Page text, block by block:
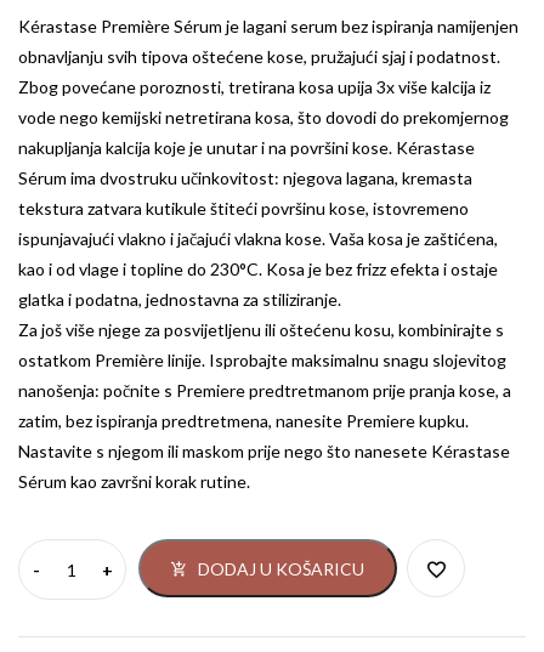
Kérastase Première Sérum je lagani serum bez ispiranja namijenjen
obnavljanju svih tipova oštećene kose, pružajući sjaj i podatnost.
Zbog povećane poroznosti, tretirana kosa upija 3x više kalcija iz
vode nego kemijski netretirana kosa, što dovodi do prekomjernog
nakupljanja kalcija koje je unutar i na površini kose. Kérastase
Sérum ima dvostruku učinkovitost: njegova lagana, kremasta
tekstura zatvara kutikule štiteći površinu kose, istovremeno
ispunjavajući vlakno i jačajući vlakna kose. Vaša kosa je zaštićena,
kao i od vlage i topline do 230°C. Kosa je bez frizz efekta i ostaje
glatka i podatna, jednostavna za stiliziranje.
Za još više njege za posvijetljenu ili oštećenu kosu, kombinirajte s
ostatkom Première linije. Isprobajte maksimalnu snagu slojevitog
nanošenja: počnite s Premiere predtretmanom prije pranja kose, a
zatim, bez ispiranja predtretmena, nanesite Premiere kupku.
Nastavite s njegom ili maskom prije nego što nanesete Kérastase
Sérum kao završni korak rutine.
DODAJ U KOŠARICU